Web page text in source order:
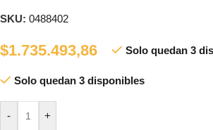
SKU: 0488402
$1.735.493,86 Solo quedan 3
Solo quedan 3 disponibles
- +